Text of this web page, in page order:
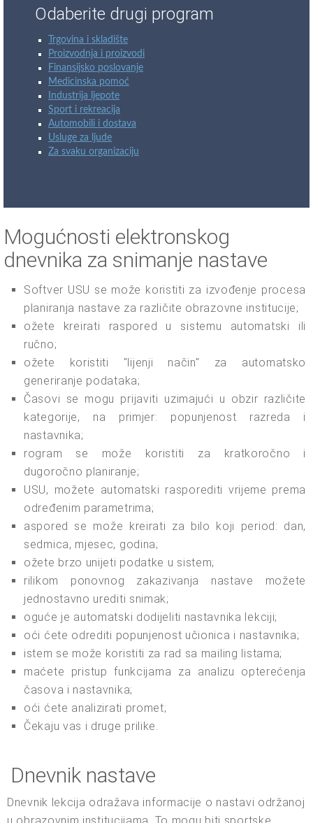
Odaberite drugi program
Trgovina i skladište
Proizvodnja i proizvodi
Finansijsko poslovanje
Medicinska pomoć
Industrija ljepote
Sport i rekreacija
Automobili i dostava
Usluge za ljude
Za svaku organizaciju
Mogućnosti elektronskog
dnevnika za snimanje nastave
Softver USU se može koristiti za izvođenje procesa
planiranja nastave za različite obrazovne institucije;
ožete kreirati raspored u sistemu automatski ili
ručno;
ožete koristiti "lijenji način" za automatsko
generiranje podataka;
Časovi se mogu prijaviti uzimajući u obzir različite
kategorije, na primjer: popunjenost razreda i
nastavnika;
rogram se može koristiti za kratkoročno i
dugoročno planiranje;
USU, možete automatski rasporediti vrijeme prema
određenim parametrima;
aspored se može kreirati za bilo koji period: dan,
sedmica, mjesec, godina;
ožete brzo unijeti podatke u sistem;
rilikom ponovnog zakazivanja nastave možete
jednostavno urediti snimak;
oguće je automatski dodijeliti nastavnika lekciji;
oći ćete odrediti popunjenost učionica i nastavnika;
istem se može koristiti za rad sa mailing listama;
maćete pristup funkcijama za analizu opterećenja
časova i nastavnika;
oći ćete analizirati promet;
Čekaju vas i druge prilike.
Dnevnik nastave
Dnevnik lekcija odražava informacije o nastavi održanoj
u obrazovnim institucijama. To mogu biti sportske,